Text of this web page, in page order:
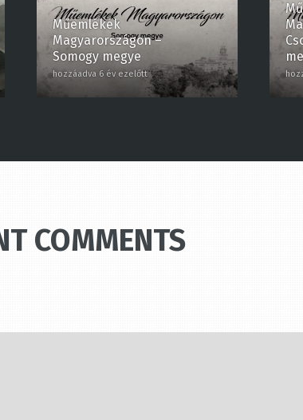
Műemlékek
Magyarországon –
Somogy megye
hozzáadva 6 év ezelőtt
COMMENTS